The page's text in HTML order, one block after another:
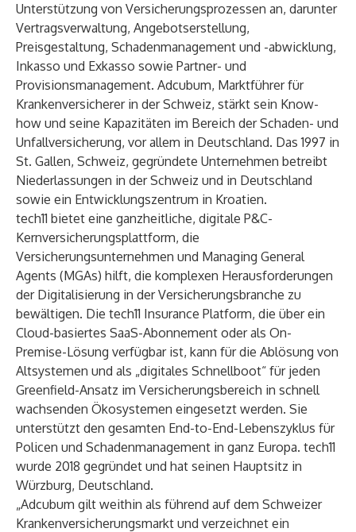
Unterstützung von Versicherungsprozessen an, darunter
Vertragsverwaltung, Angebotserstellung,
Preisgestaltung, Schadenmanagement und -abwicklung,
Inkasso und Exkasso sowie Partner- und
Provisionsmanagement. Adcubum, Marktführer für
Krankenversicherer in der Schweiz, stärkt sein Know-
how und seine Kapazitäten im Bereich der Schaden- und
Unfallversicherung, vor allem in Deutschland. Das 1997 in
St. Gallen, Schweiz, gegründete Unternehmen betreibt
Niederlassungen in der Schweiz und in Deutschland
sowie ein Entwicklungszentrum in Kroatien.
tech11 bietet eine ganzheitliche, digitale P&C-
Kernversicherungsplattform, die
Versicherungsunternehmen und Managing General
Agents (MGAs) hilft, die komplexen Herausforderungen
der Digitalisierung in der Versicherungsbranche zu
bewältigen. Die tech11 Insurance Platform, die über ein
Cloud-basiertes SaaS-Abonnement oder als On-
Premise-Lösung verfügbar ist, kann für die Ablösung von
Altsystemen und als „digitales Schnellboot“ für jeden
Greenfield-Ansatz im Versicherungsbereich in schnell
wachsenden Ökosystemen eingesetzt werden. Sie
unterstützt den gesamten End-to-End-Lebenszyklus für
Policen und Schadenmanagement in ganz Europa. tech11
wurde 2018 gegründet und hat seinen Hauptsitz in
Würzburg, Deutschland.
„Adcubum gilt weithin als führend auf dem Schweizer
Krankenversicherungsmarkt und verzeichnet ein